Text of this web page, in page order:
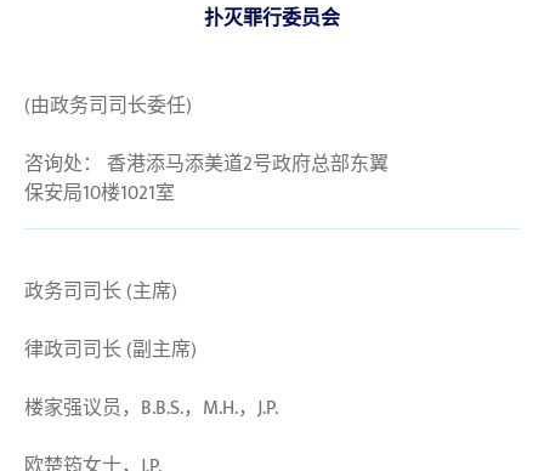
扑灭罪行委员会
(由政务司司长委任)
咨询处： 香港添马添美道2号政府总部东翼
保安局10楼1021室
政务司司长 (主席)
律政司司长 (副主席)
楼家强议员，B.B.S.，M.H.，J.P.